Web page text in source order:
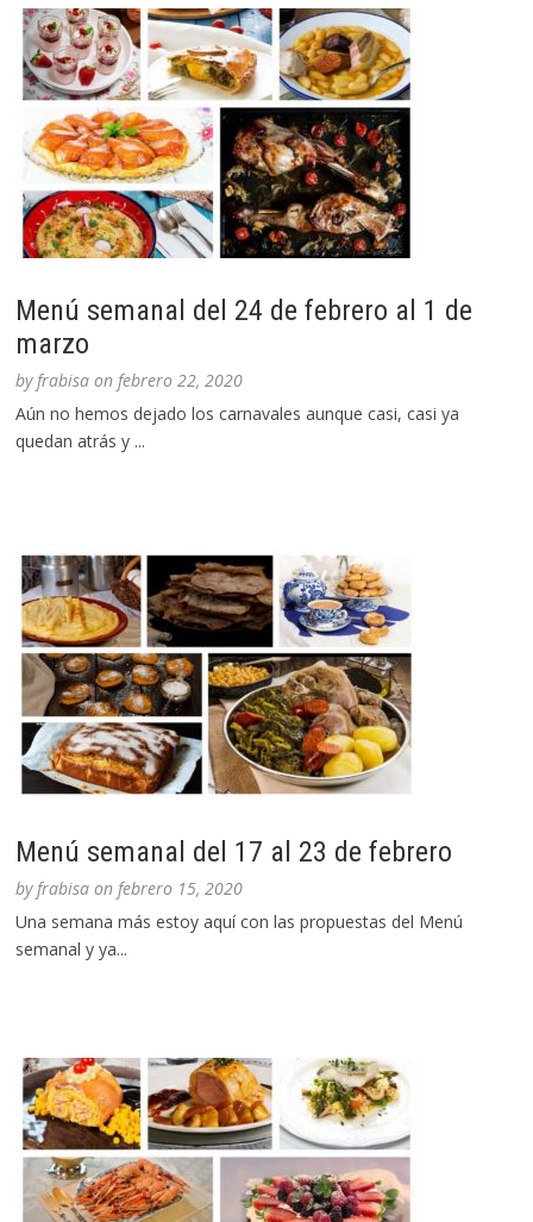
Menú semanal del 24 de febrero al 1 de
marzo
byfrabisa onfebrero 22, 2020
Aún no hemos dejado los carnavales aunque casi, casi ya
quedan atrás y ...
Menú semanal del 17 al 23 de febrero
byfrabisa onfebrero 15, 2020
Una semana más estoy aquí con las propuestas del Menú
semanal y ya...